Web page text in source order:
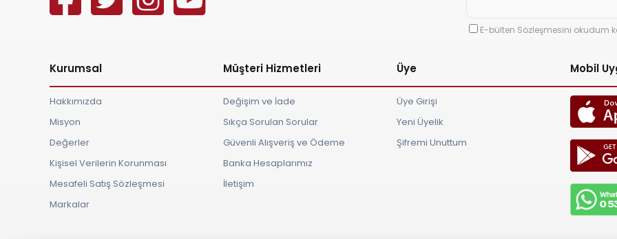
E-bülten Sözleşmesini okudum
Kurumsal
Hakkımızda
Misyon
Değerler
Kişisel Verilerin Korunması
Mesafeli Satış Sözleşmesi
Markalar
Müşteri Hizmetleri
Değişim ve İade
Sıkça Sorulan Sorular
Güvenli Alışveriş ve Ödeme
Banka Hesaplarımız
İletişim
Üye
Üye Girişi
Yeni Üyelik
Şifremi Unuttum
Mobil